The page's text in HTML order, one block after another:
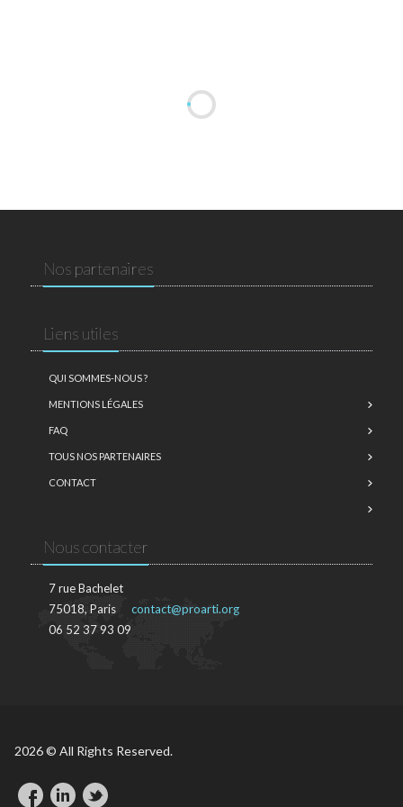
Nos partenaires
Liens utiles
QUI SOMMES-NOUS ?
MENTIONS LÉGALES
FAQ
TOUS NOS PARTENAIRES
CONTACT
Nous contacter
7 rue Bachelet
75018, Paris
06 52 37 93 09
contact@proarti.org
2026 © All Rights Reserved.